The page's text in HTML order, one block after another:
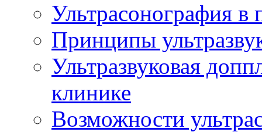
Ультрасонография в
Принципы
Ультразвуковая
клинике
Возможности